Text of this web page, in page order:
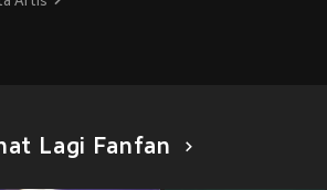
Lagi Fanfan